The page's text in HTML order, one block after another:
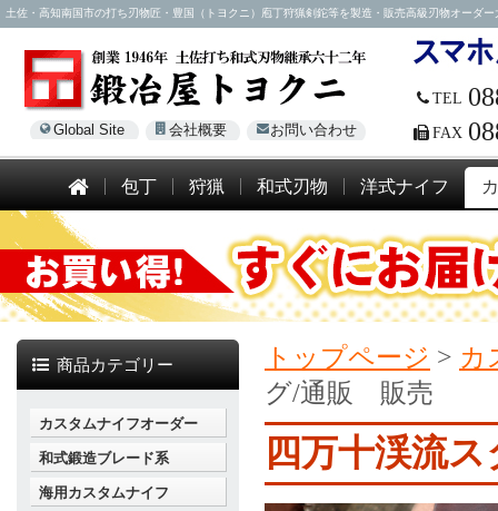
土佐・高知南国市の打ち刃物匠・豊国（トヨクニ）庖丁狩猟剣鉈等を製造・販売高級刃物オーダ
Global Site 会社概要 お問い合わせ
TEL
FAX
包丁 狩猟 和式刃物 洋式ナイフ
トップページ > カ
グ/通販 販売
四万十渓流
商品カテゴリー
カスタムナイフオーダー
和式鍛造ブレード系
海用カスタムナイフ